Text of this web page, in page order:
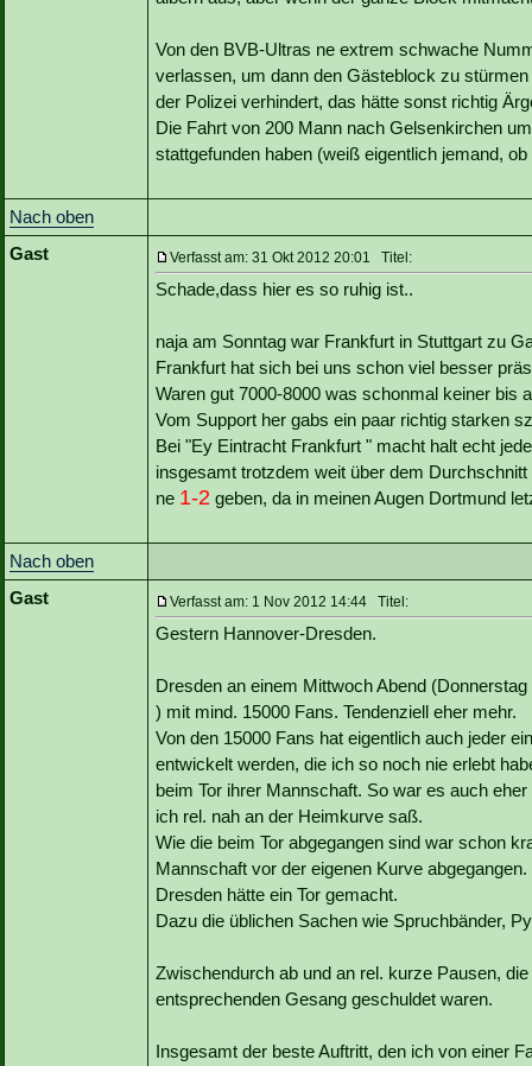
Von den BVB-Ultras ne extrem schwache
verlassen, um dann den Gästeblock zu
der Polizei verhindert, das hätte sonst richtig
Die Fahrt von 200 Mann nach Gelsenkirchen
stattgefunden haben (weiß eigentlich jemand,
Nach oben
Gast
Verfasst am: 31 Okt 2012 20:01 Titel:
Schade,dass hier es so ruhig ist..
naja am Sonntag war Frankfurt in Stuttgart zu
Frankfurt hat sich bei uns schon viel besser
Waren gut 7000-8000 was schonmal keiner bis
Vom Support her gabs ein paar richtig starken
Bei "Ey Eintracht Frankfurt " macht halt echt
insgesamt trotzdem weit über dem
ne 1-2 geben, da in meinen Augen Dortmund
Nach oben
Gast
Verfasst am: 1 Nov 2012 14:44 Titel:
Gestern Hannover-Dresden.
Dresden an einem Mittwoch Abend
) mit mind. 15000 Fans. Tendenziell eher mehr.
Von den 15000 Fans hat eigentlich auch jeder
entwickelt werden, die ich so noch nie erlebt
beim Tor ihrer Mannschaft. So war es auch
ich rel. nah an der Heimkurve saß.
Wie die beim Tor abgegangen sind war schon
Mannschaft vor der eigenen Kurve
Dresden hätte ein Tor gemacht.
Dazu die üblichen Sachen wie Spruchbänder,
Zwischendurch ab und an rel. kurze Pausen,
entsprechenden Gesang geschuldet waren.
Insgesamt der beste Auftritt, den ich von einer